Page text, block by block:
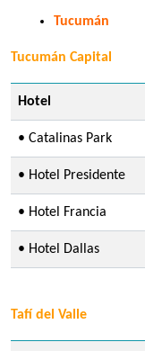
Tucumán
Tucumán Capital
Hotel
• Catalinas Park
• Hotel Presidente
• Hotel Francia
• Hotel Dallas
Tafí del Valle